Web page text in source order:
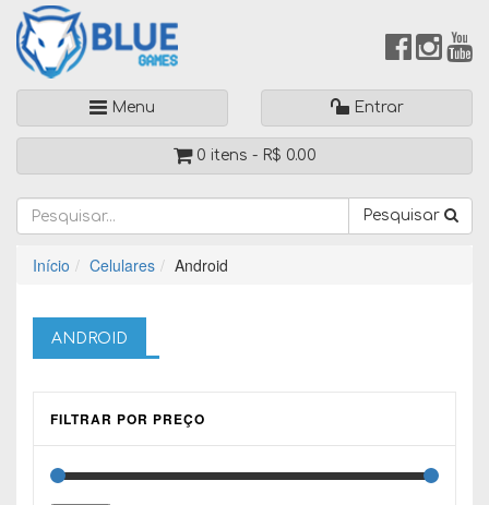
Menu Entrar
0 itens - R$ 0.00
Pesquisar
Início Celulares Android
ANDROID
FILTRAR POR PREÇO